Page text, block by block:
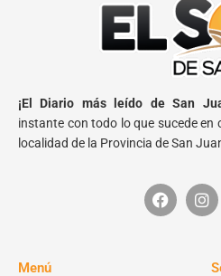
¡El Diario más leído de San
instante con todo lo que sucede en
localidad de la Provincia de San
Menú